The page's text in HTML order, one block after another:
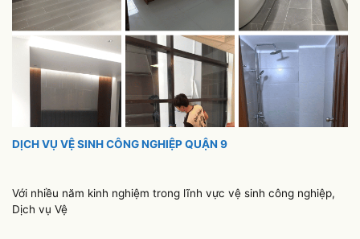
DỊCH VỤ VỆ SINH CÔNG NGHIỆP QUẬN 9
Với nhiều năm kinh nghiệm trong lĩnh vực vệ sinh công nghiệp,
Dịch vụ Vệ